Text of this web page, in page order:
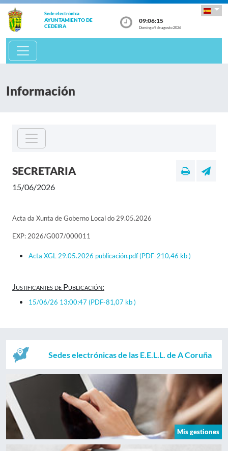
Sede electrónica
AYUNTAMIENTO DE
CEDEIRA
09:06:15
Domingo 9 de agosto 2026
Información
SECRETARIA
15/06/2026
Acta da Xunta de Goberno Local do 29.05.2026
EXP: 2026/G007/000011
Acta XGL 29.05.2026 publicación.pdf(PDF-210,46 kb )
Justificantes de Publicación:
15/06/26 13:00:47 (PDF-81,07 kb )
Sedes electrónicas de las E.E.L.L. de A Coruña
Mis gestiones